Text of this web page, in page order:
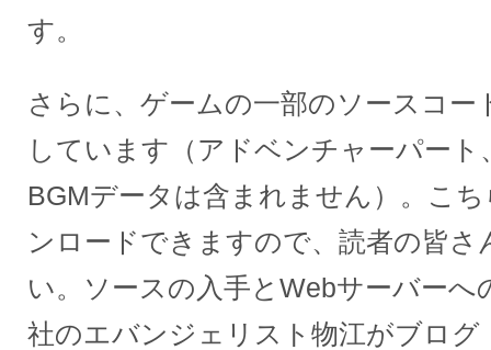
す。
さらに、ゲームの一部のソースコー
しています（アドベンチャーパー
BGMデータは含まれません）。こ
ンロードできますので、読者の皆さ
い。ソースの入手とWebサーバーへ
社のエバンジェリスト物江がブログ